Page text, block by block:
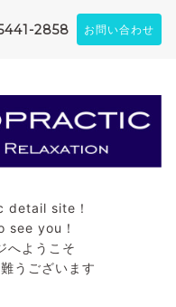
2858 お問い合わせ
detail site！
you！
へようこそ
うございます